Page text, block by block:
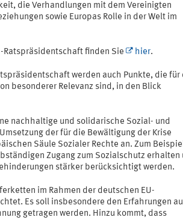
die Verhandlungen mit dem Vereinigten
sowie Europas Rolle in der Welt im
Ratspräsidentschaft finden Sie hier.
werden auch Punkte, die für
besonderer Relevanz sind, in den Blick
nachhaltige und solidarische Sozial- und
der für die Bewältigung der Krise
Säule Sozialer Rechte an. Zum
Zugang zum Sozialschutz erhalten
stärker berücksichtigt werden.
im Rahmen der deutschen EU-
Es soll insbesondere den Erfahrungen
getragen werden. Hinzu kommt, dass